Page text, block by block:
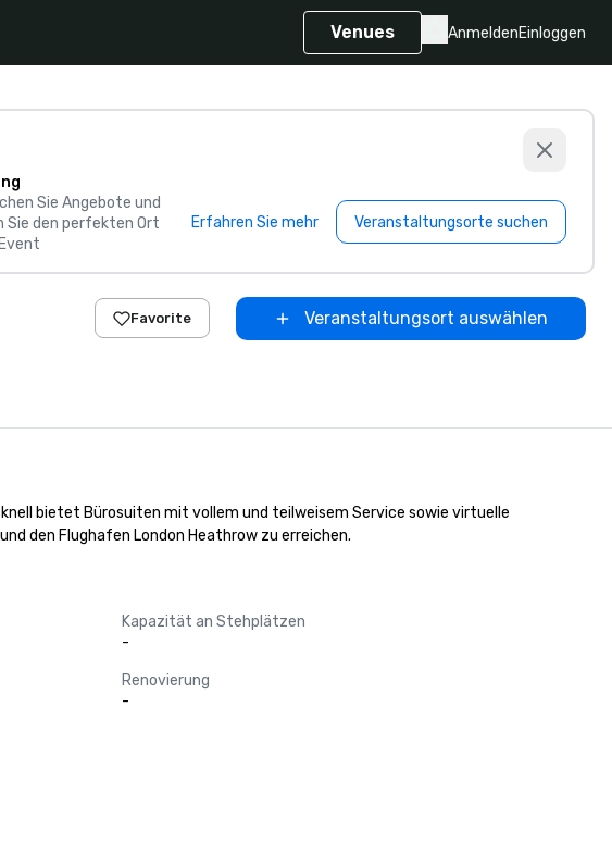
Venues AnmeldenEinloggen
Sie Angebote und
Sie den perfekten Ort
Erfahren Sie mehr Veranstaltungsorte suchen
Favorite Veranstaltungsort auswählen
bietet Bürosuiten mit vollem und teilweisem Service sowie virtuelle
den Flughafen London Heathrow zu erreichen.
Kapazität an Stehplätzen
-
Renovierung
-